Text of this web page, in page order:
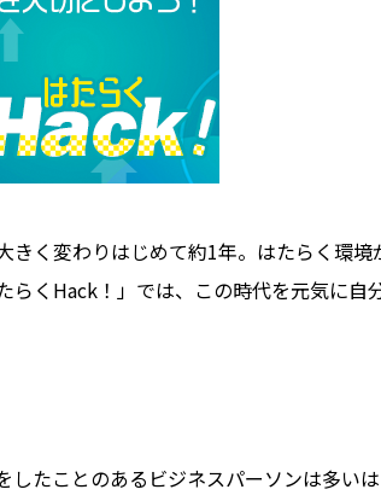
きく変わりはじめて約1年。はたらく環境
らくHack！」では、この時代を元気に自
たことのあるビジネスパーソンは多いは